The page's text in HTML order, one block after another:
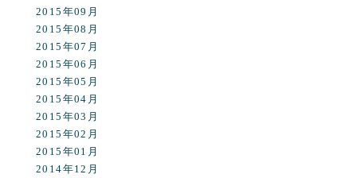
2015年09月
2015年08月
2015年07月
2015年06月
2015年05月
2015年04月
2015年03月
2015年02月
2015年01月
2014年12月